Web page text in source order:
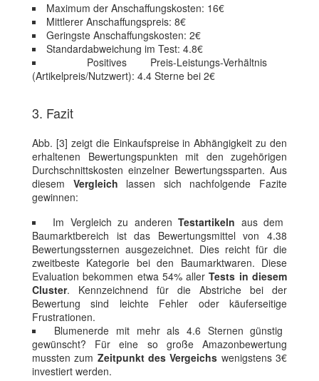
Maximum der Anschaffungskosten: 16€
Mittlerer Anschaffungspreis: 8€
Geringste Anschaffungskosten: 2€
Standardabweichung im Test: 4.8€
Positives Preis-Leistungs-Verhältnis
(Artikelpreis/Nutzwert): 4.4 Sterne bei 2€
3. Fazit
Abb. [3] zeigt die Einkaufspreise in Abhängigkeit zu den
erhaltenen Bewertungspunkten mit den zugehörigen
Durchschnittskosten einzelner Bewertungssparten. Aus
diesem Vergleich lassen sich nachfolgende Fazite
gewinnen:
Im Vergleich zu anderenTestartikeln aus dem
Baumarktbereich ist das Bewertungsmittel von 4.38
Bewertungssternen ausgezeichnet. Dies reicht für die
zweitbeste Kategorie bei den Baumarktwaren. Diese
Evaluation bekommen etwa 54% allerTests in diesem
Cluster. Kennzeichnend für die Abstriche bei der
Bewertung sind leichte Fehler oder käuferseitige
Frustrationen.
Blumenerde mit mehr als 4.6 Sternen günstig
gewünscht? Für eine so große Amazonbewertung
mussten zum Zeitpunkt des Vergeichs wenigstens 3€
investiert werden.